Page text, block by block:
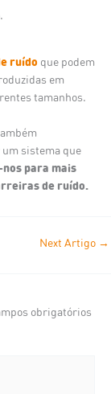
ruído que podem
em
tamanhos.
sistema que
para mais
de ruído.
Next Artigo →
obrigatórios